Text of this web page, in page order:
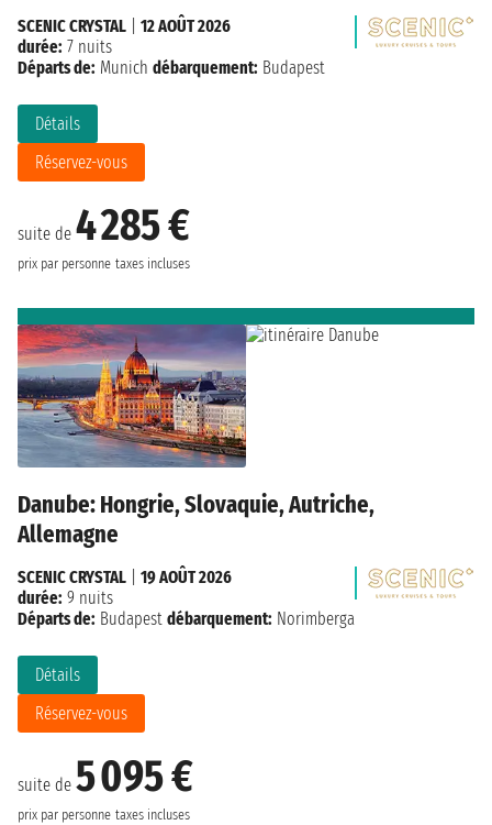
suite de 4 285 €
prix par personne taxes incluses
Détails
Réservez-vous
SCENIC CRYSTAL
12 AOÛT 2026
durée: 7 nuits
Départs de: Munich débarquement: Budapest
Danube: Hongrie, Slovaquie, Autriche,
Allemagne
suite de 5 095 €
prix par personne taxes incluses
Détails
Réservez-vous
SCENIC CRYSTAL
19 AOÛT 2026
durée: 9 nuits
Départs de: Budapest débarquement: Norimberga